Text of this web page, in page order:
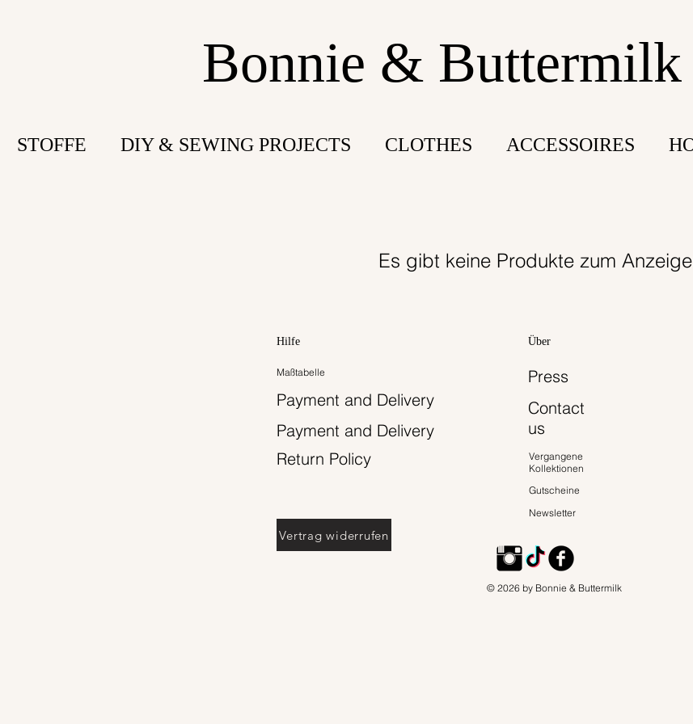
Bonnie & Buttermilk
STOFFE DIY & SEWING PROJECTS CLOTHES ACCESSOIRES
Es gibt keine Produkte zum
Hilfe
Maßtabelle
Payment and Delivery
Payment and Delivery
Return Policy
Über
Press
Contact
us
Vergangene
Kollektionen
Gutscheine
Newsletter
Vertrag widerrufen
© 2026 by Bonnie & Buttermilk